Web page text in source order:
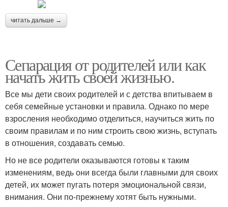
читать дальше →
Сепарация от родителей или как
начать жить своей жизнью.
Все мы дети своих родителей и с детства впитываем в
себя семейные установки и правила. Однако по мере
взросления необходимо отделиться, научиться жить по
своим правилам и по ним строить свою жизнь, вступать
в отношения, создавать семью.
Но не все родители оказываются готовы к таким
изменениям, ведь они всегда были главными для своих
детей, их может пугать потеря эмоциональной связи,
внимания. Они по-прежнему хотят быть нужными.